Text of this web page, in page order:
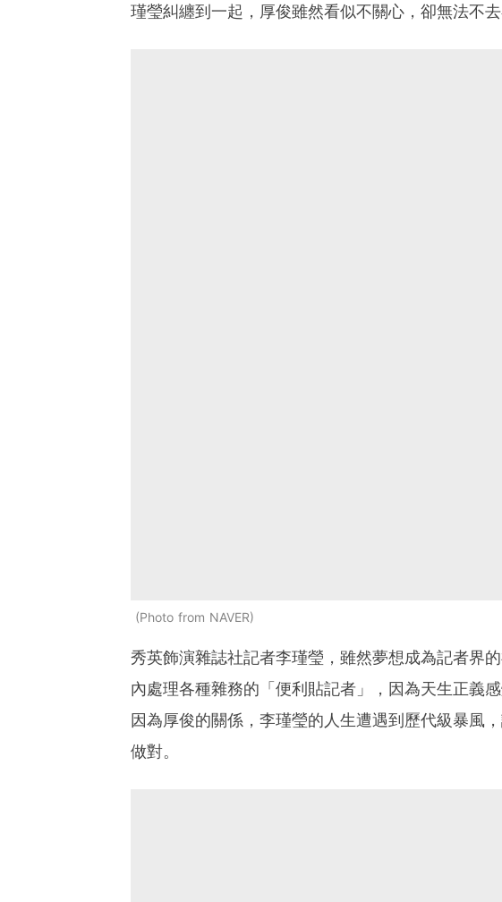
瑾瑩糾纏到一起，厚俊雖然看似不關心，卻無法不去
Photo from NAVER
秀英飾演雜誌社記者李瑾瑩，雖然夢想成為記者界
內處理各種雜務的「便利貼記者」，因為天生正義
因為厚俊的關係，李瑾瑩的人生遭遇到歷代級暴風
做對。